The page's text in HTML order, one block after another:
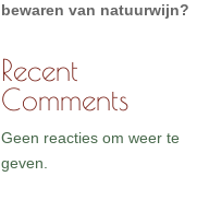
bewaren van natuurwijn?
Recent
Comments
Geen reacties om weer te
geven.